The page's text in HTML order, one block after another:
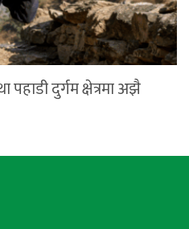
पहाडी दुर्गम क्षेत्रमा अझै